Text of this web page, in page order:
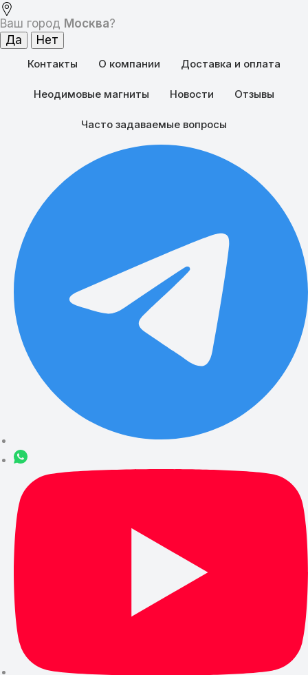
Ваш город Москва?
Контакты О компании Доставка и оплата
Неодимовые магниты Новости Отзывы
Часто задаваемые вопросы